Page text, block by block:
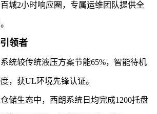
城2小时响应圈，专属运维团队提供全
领者
较传统液压方案节能65%，智能待机
，获UL环境先锋认证。
生态中，西朗系统日均完成1200托盘